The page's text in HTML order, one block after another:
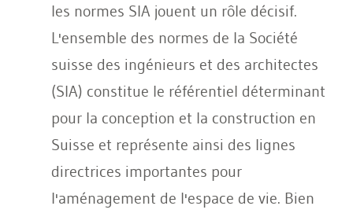
les normes SIA jouent un rôle décisif.
L'ensemble des normes de la Société
suisse des ingénieurs et des architectes
(SIA) constitue le référentiel déterminant
pour la conception et la construction en
Suisse et représente ainsi des lignes
directrices importantes pour
l'aménagement de l'espace de vie. Bien